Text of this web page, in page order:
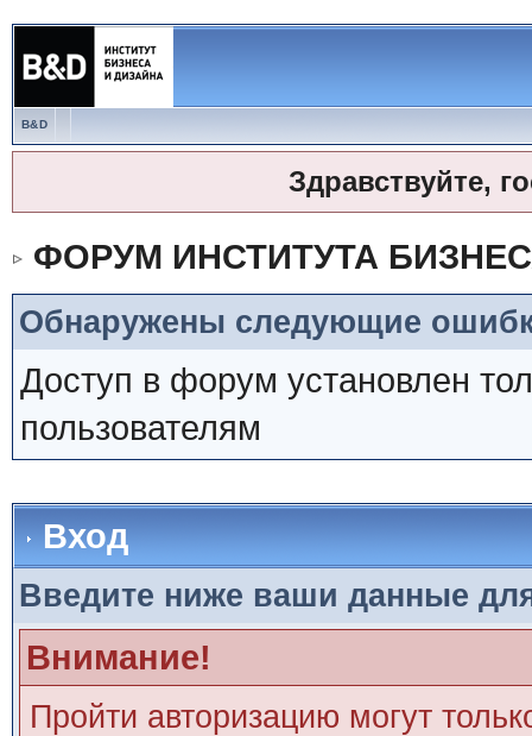
B&D
Здравствуйте,
ФОРУМ ИНСТИТУТА
Обнаружены следующие
Доступ в форум установлен
пользователям
Вход
Введите ниже ваши данные
Внимание!
Пройти авторизацию могут